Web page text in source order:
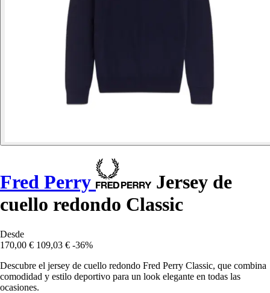
Fred Perry
Jersey de
cuello redondo Classic
Desde
170,00 € 109,03 € -36%
Descubre el jersey de cuello redondo Fred Perry Classic, que combina
comodidad y estilo deportivo para un look elegante en todas las
ocasiones.